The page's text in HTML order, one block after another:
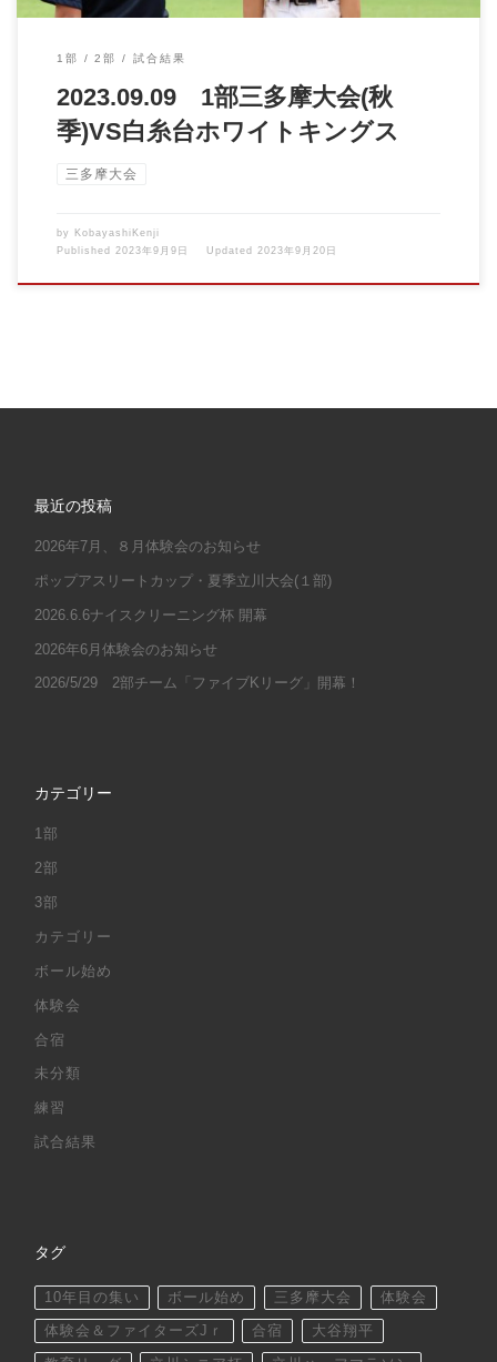
1部 2部 試合結果
2023.09.09 1部三多摩大会(秋
季)VS白糸台ホワイトキングス
三多摩大会
by KobayashiKenji
Published
2023年9月9日 Updated 2023年9月20日
最近の投稿
2026年7月、８月体験会のお知らせ
ポップアスリートカップ・夏季立川大会(１部)
2026.6.6ナイスクリーニング杯 開幕
2026年6月体験会のお知らせ
2026/5/29 2部チーム「ファイブKリーグ」開幕！
カテゴリー
1部
2部
3部
カテゴリー
ボール始め
体験会
合宿
未分類
練習
試合結果
タグ
10年目の集い ボール始め 三多摩大会 体験会
体験会＆ファイターズJｒ 合宿 大谷翔平